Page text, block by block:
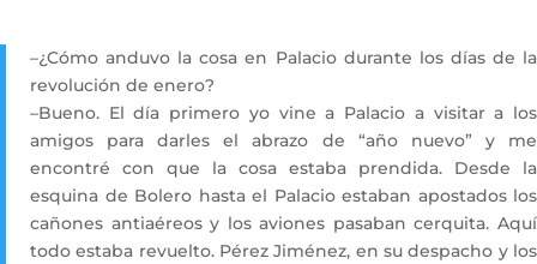
–¿Cómo anduvo la cosa en Palacio durante los días de la
revolución de enero?
–Bueno. El día primero yo vine a Palacio a visitar a los
amigos para darles el abrazo de “año nuevo” y me
encontré con que la cosa estaba prendida. Desde la
esquina de Bolero hasta el Palacio estaban apostados los
cañones antiaéreos y los aviones pasaban cerquita. Aquí
todo estaba revuelto. Pérez Jiménez, en su despacho y los